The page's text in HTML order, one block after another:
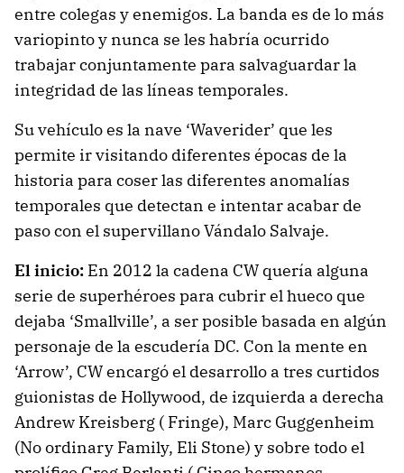
entre colegas y enemigos. La banda es de lo más
variopinto y nunca se les habría ocurrido
trabajar conjuntamente para salvaguardar la
integridad de las líneas temporales.
Su vehículo es la nave ‘Waverider’ que les
permite ir visitando diferentes épocas de la
historia para coser las diferentes anomalías
temporales que detectan e intentar acabar de
paso con el supervillano Vándalo Salvaje.
El inicio: En 2012 la cadena CW quería alguna
serie de superhéroes para cubrir el hueco que
dejaba ‘Smallville’, a ser posible basada en algún
personaje de la escudería DC. Con la mente en
‘Arrow’, CW encargó el desarrollo a tres curtidos
guionistas de Hollywood, de izquierda a derecha
Andrew Kreisberg ( Fringe), Marc Guggenheim
(No ordinary Family, Eli Stone) y sobre todo el